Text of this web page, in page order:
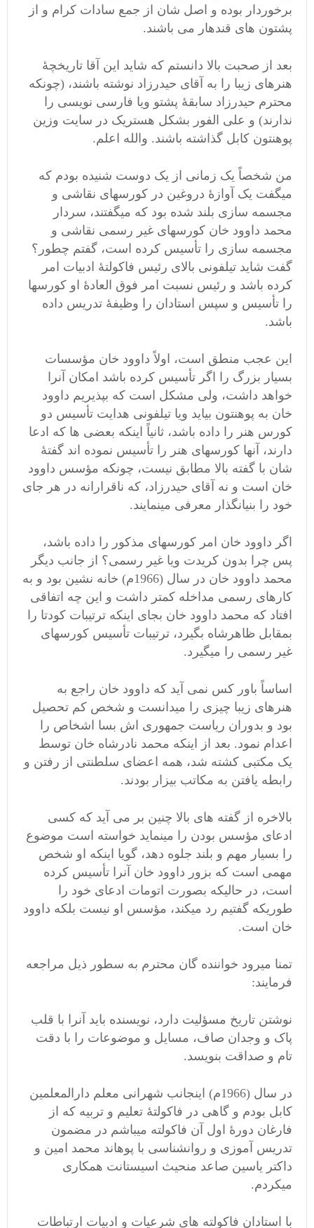
برخوردار بوده و اصل شان از جمع سادات کرام و از
پشتون های قندهار می باشند.
بعد از صحبت بالا دانستم که شاید این آقا تاریخچۀ
هنرهای زیبا را به آقای حیدرزاد نوشته باشند، (چونکه
محترم حیدرزاد سابقۀ پشتو ویا فارسی نویسی را
ندارند) و علی الفور بشکل هستریک در سایت وزین
پوهنتون کابل گذاشته باشند. والله اعلم.
من شخصاً یک زمانی از یک دوست شنیده بودم که
میگفت یک آوازۀ دروغین در کورسهای نقاشی و
مجسمه سازی بلند شده بود که میگفتند، سردار
محمد داوود خان کورسهای غیر رسمی نقاشی و
مجسمه سازی را تأسیس کرده است، گفتم چطور؟
گفت شاید تیلفونی بالای رئیس فاکولتۀ ادبیات امر
کرده باشد و رئیس نسبت امر فوق العادۀ او کورسها
را تأسیس و سپس استادان را وظیفۀ تدریس داده
باشد.
این عجب منطق است، اولاً داوود خان مؤسسات
بسیار بزرگ را اگر تأسیس کرده باشد امکان آنرا
خواهد داشت، ولی مشکل است که بپذیریم داوود
خان به پوهنتون بیاید ویا تیلفونی هدایت تأسیس دو
کورس هنر را داده باشد، ثانیاً اینکه بعضی ها که ادعا
دارند، آنها کورسهای هنر را تأسیس نموده اند گفتۀ
شان با گفته بالا مطابق نیست، چونکه مؤسس داوود
خان است و نه آقای حیدرزاد، که ناقرارانه در هر جای
خود را بنیانگذار معرفی مینمایند.
اگر داوود خان امر کورسهای مذکور را داده باشد،
پس چرا بدون کریدت ویا غیر رسمی؟ از جانب دیگر
محمد داوود خان در سال (1966م) خانه نشین بود و به
کارهای رسمی مداخله کمتر داشت و این چه اتفاقی
افتاد که محمد داوود خان بجای اینکه ترتیبات کودتا را
بمقابل ظاهرشاه بگیرد، ترتیبات تأسیس کورسهای
غیر رسمی را میگیرد.
اساساً باور کس نمی آید که داوود خان راجع به
هنرهای زیبا چیزی را میدانست و شخص کم تحصیل
بود و بدوران ریاست جمهوری اش بسا اشخاص را
اعدام نمود. بعد از اینکه محمد نادرشاه خان توسط
یک مکتبی کشته شد، همه اعضای سلطنتی از رفتن و
رابطه یافتن به مکاتب بیزار بودند.
بالاخره از گفته های بالا چنین بر می آید که کسی
ادعای مؤسس بودن را مینماید خواسته است موضوع
را بسیار مهم و بلند جلوه دهد، گویا اینکه او شخص
مهمی است که بزور داوود خان آنرا تأسیس کرده
است، در حالیکه بصورت اتومات ادعای خود را
طوریکه گفتیم رد میکند، مؤسس او نیست بلکه داوود
خان است.
تمنا میرود خواننده گان محترم به سطور ذیل مراجعه
فرمایند:
نوشتن تاریخ مسؤلیت دارد، نویسنده باید آنرا با قلب
پاک و وجدان صاف، مسایل و موضوعات را با دقت
تام و صداقت بنویسد.
در سال (1966م) اینجانب شهرانی معلم دارالمعلمین
کابل بودم و گاهی در فاکولتۀ تعلیم و تربیه که از
فارغان دورۀ اول آن فاکولته میباشم در مضمون
تدریس آموزی و روانشناسی با پوهاند محمد امین و
داکتر یاسین صاعد منحیث اسیستانت همکاری
میکردم.
با استادان فاکولته های شرعیات و ادبیات ارتباطات